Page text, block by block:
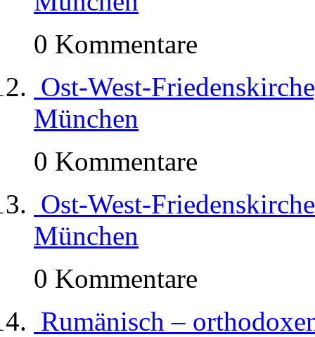
0 Kommentare
Ost-West-
München
0 Kommentare
Ost-West-
München
0 Kommentare
Rumänisch –